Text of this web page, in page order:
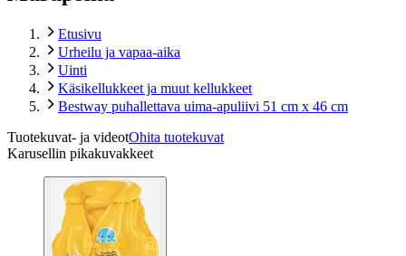
Etusivu
Urheilu ja vapaa-aika
Uinti
Käsikellukkeet ja muut kellukkeet
Bestway puhallettava uima-apuliivi 51 cm x 46 cm
Tuotekuvat- ja videotOhita tuotekuvat
Karusellin pikakuvakkeet